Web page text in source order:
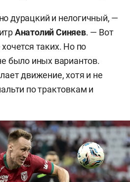
дурацкий и нелогичный, —
Анатолий Синяев. — Вот
таких. Но по
было иных вариантов.
движение, хотя и не
по трактовкам и